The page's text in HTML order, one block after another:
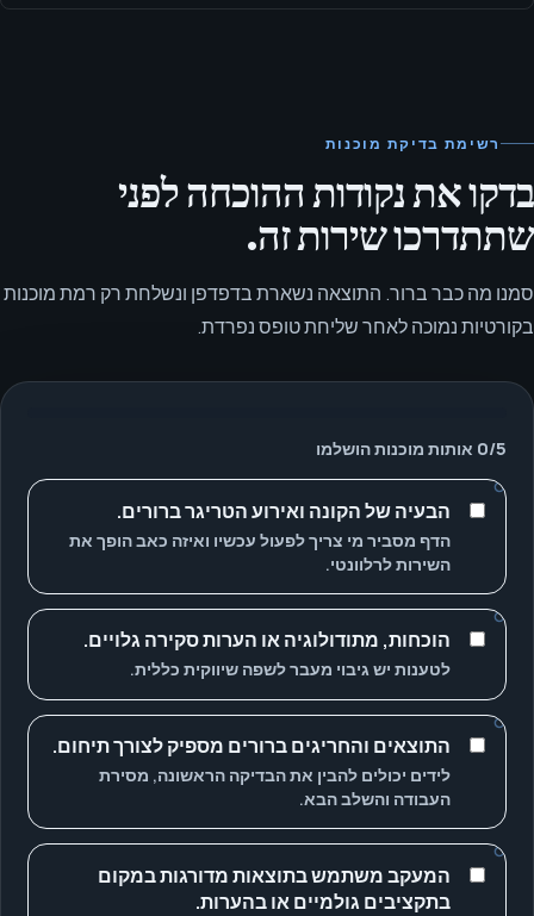
רשימת בדיקת מוכנות
בדקו את נקודות ההוכחה לפני
שתתדרכו שירות זה.
סמנו מה כבר ברור. התוצאה נשארת בדפדפן ונשלחת רק רמת מוכנות
בקורטיות נמוכה לאחר שליחת טופס נפרדת.
0/5 אותות מוכנות הושלמו
הבעיה של הקונה ואירוע הטריגר ברורים.
הדף מסביר מי צריך לפעול עכשיו ואיזה כאב הופך את
השירות לרלוונטי.
הוכחות, מתודולוגיה או הערות סקירה גלויים.
לטענות יש גיבוי מעבר לשפה שיווקית כללית.
התוצאים והחריגים ברורים מספיק לצורך תיחום.
לידים יכולים להבין את הבדיקה הראשונה, מסירת
העבודה והשלב הבא.
המעקב משתמש בתוצאות מדורגות במקום
בתקציבים גולמיים או בהערות.